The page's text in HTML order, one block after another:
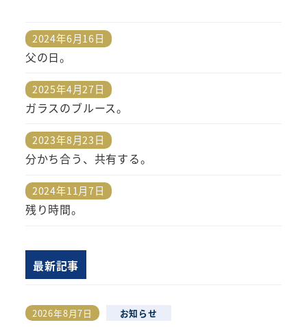
父の日。
投稿日
2024年6月16日
ガラスのブルース。
投稿日
2025年4月27日
分かち合う、共有する。
投稿日
2023年8月23日
残り時間。
投稿日
2024年11月7日
最新記事
投稿日
2026年8月7日 お知らせ